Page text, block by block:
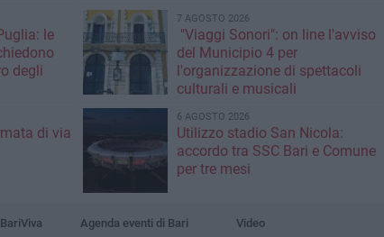
le
degli
7 AGOSTO 2026
"Viaggi Sonori": on line l'avviso
del Municipio 4 per
l'organizzazione di spettacoli
culturali e musicali
di via
6 AGOSTO 2026
Utilizzo stadio San Nicola:
accordo tra SSC Bari e Comune
per tre mesi
Agenda eventi di Bari Video